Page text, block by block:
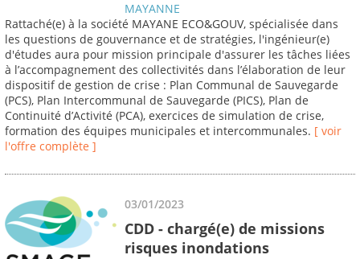
MAYANNE
Rattaché(e) à la société MAYANE ECO&GOUV, spécialisée dans
les questions de gouvernance et de stratégies, l'ingénieur(e)
d'études aura pour mission principale d'assurer les tâches liées
à l’accompagnement des collectivités dans l’élaboration de leur
dispositif de gestion de crise : Plan Communal de Sauvegarde
(PCS), Plan Intercommunal de Sauvegarde (PICS), Plan de
Continuité d’Activité (PCA), exercices de simulation de crise,
formation des équipes municipales et intercommunales. [ voir
l'offre complète ]
03/01/2023
CDD - chargé(e) de missions
risques inondations